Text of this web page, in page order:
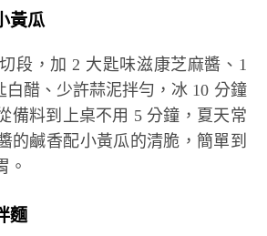
黃瓜
段，加 2 大匙味滋康芝麻醬、1
白醋、少許蒜泥拌勻，冰 10 分鐘
備料到上桌不用 5 分鐘，夏天常
的鹹香配小黃瓜的清脆，簡單到
。
麵